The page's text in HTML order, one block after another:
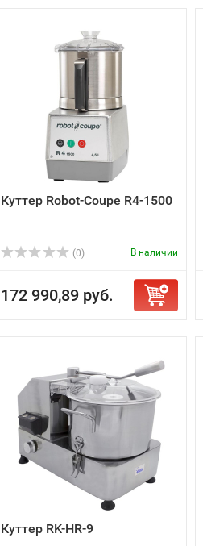
Куттер Robot-Coupe R4-1500
(0) В наличии
172 990,89 руб.
Куттер RK-HR-9